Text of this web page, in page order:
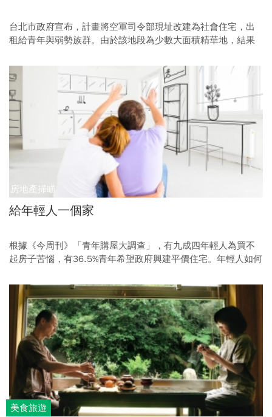
台北市政府宣布，計畫將空軍司令部現址改建為社會住宅，出
租給青年與弱勢族群。由於該地段為少數大面積精華地，結果
房地產掃瞄
給年輕人一個家
根據《今周刊》「青年購屋大調查」，有九成四年輕人為買不
起房子苦惱，有36.5%青年希望政府興建平價住宅。年輕人如何
解決高房價問題，行政院倉卒對外宣布「只租不售」的社會住
宅政策，這真能解決民眾住的問題，還是又一次的選舉口號？
美食旅遊